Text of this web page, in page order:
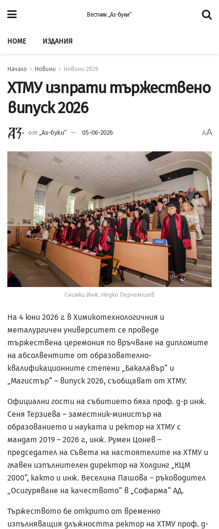
Вестник „Аз-буки”
HOME ИЗДАНИЯ
Начало Новини Новини 2026
ХТМУ изпрати тържествено
випуск 2026
от „Аз-буки“ 05-06-2026 AA
Снимки Инж. Недко Перчемлиев
На 4 юни 2026 г. в Химикотехнологичния и
металургичен университет се проведе
тържествена церемония по връчване на дипломите
на абсолвентите от образователно-
квалификационните степени „Бакалавър“ и
„Магистър“ – випуск 2026, съобщават от ХТМУ.
Официални гости на събитието бяха проф. д-р инж.
Сеня Терзиева – заместник-министър на
образованието и науката и ректор на ХТМУ с
мандат 2019 – 2026 г., инж. Румен Цонев –
председател на Съвета на настоятелите на ХТМУ и
главен изпълнителен директор на Холдинг „КЦМ
2000“, както и инж. Веселина Пашова – ръководител
„Осигуряване на качеството“ в „Софарма“ АД.
Тържеството бе открито от временно
изпълняващия длъжността ректор на ХТМУ проф. д-